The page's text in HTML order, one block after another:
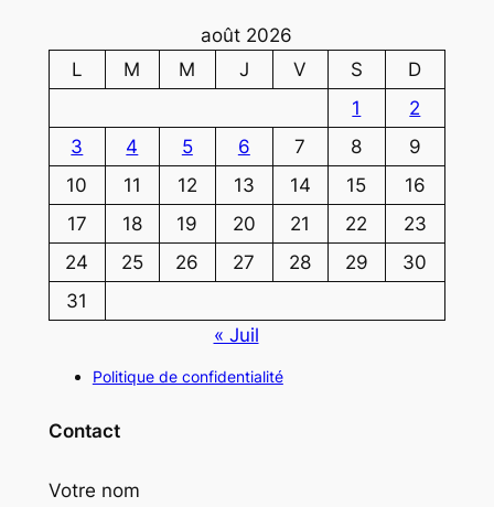
août 2026
L
M M J V S
D
1
2
3
4 5 6 7 8
9
10
11 12 13 14 15
16
17
18 19 20 21 22
23
24
25 26 27 28 29
30
31
« Juil
Politique de confidentialité
Contact
Votre nom